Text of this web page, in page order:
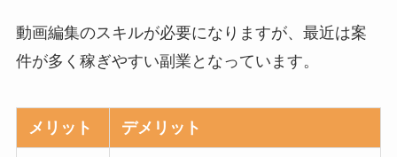
動画編集のスキルが必要になりますが、最近は案
件が多く稼ぎやすい副業となっています。
メリット デメリット